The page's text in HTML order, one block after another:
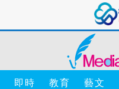
即時 教育 藝文